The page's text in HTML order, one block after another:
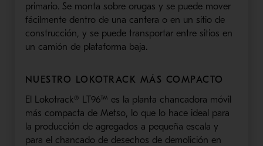
primario. Se monta sobre orugas y se puede mover
fácilmente dentro de una cantera o en un sitio de
construcción, y se puede transportar entre sitios en
un camión de plataforma baja.
NUESTRO LOKOTRACK MÁS COMPACTO
El Lokotrack® LT96™ es la planta chancadora móvil
más compacta de Metso, lo que lo hace ideal para
la producción de agregados a pequeña escala y
para el chancado de desechos de demolición en